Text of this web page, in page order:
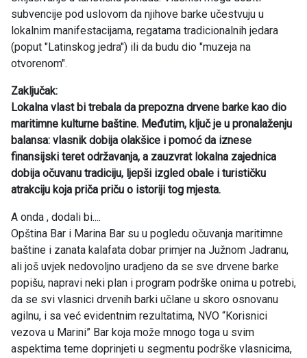
subvencije pod uslovom da njihove barke učestvuju u
lokalnim manifestacijama, regatama tradicionalnih jedara
(poput "Latinskog jedra") ili da budu dio "muzeja na
otvorenom".
Zaključak:
Lokalna vlast bi trebala da prepozna drvene barke kao dio
maritimne kulturne baštine. Međutim, ključ je u pronalaženju
balansa: vlasnik dobija olakšice i pomoć da iznese
finansijski teret održavanja, a zauzvrat lokalna zajednica
dobija očuvanu tradiciju, ljepši izgled obale i turističku
atrakciju koja priča priču o istoriji tog mjesta.
A onda , dodali bi....
Opština Bar i Marina Bar su u pogledu očuvanja maritimne
baštine i zanata kalafata dobar primjer na Južnom Jadranu,
ali još uvjek nedovoljno uradjeno da se sve drvene barke
popišu, napravi neki plan i program podrške onima u potrebi,
da se svi vlasnici drvenih barki učlane u skoro osnovanu
agilnu, i sa već evidentnim rezultatima, NVO “Korisnici
vezova u Marini” Bar koja može mnogo toga u svim
aspektima teme doprinjeti u segmentu podrške vlasnicima,